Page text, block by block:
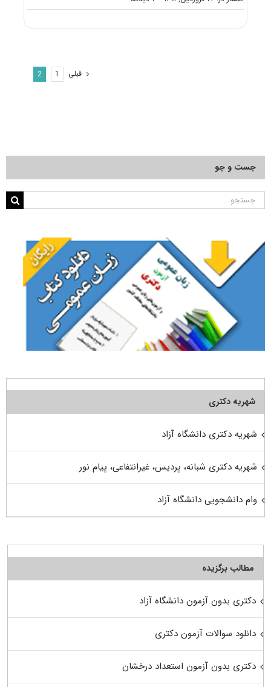
معرفی
قبلی 1
2
جست و جو
جستجو
شهریه دکتری
شهریه دکتری دانشگاه آزاد
شهریه دکتری شبانه، پردیس، غیرانتفاعی، پیام نور
وام دانشجویی دانشگاه آزاد
مطالب برگزیده
دکتری بدون آزمون دانشگاه آزاد
دانلود سوالات آزمون دکتری
دکتری بدون آزمون استعداد درخشان